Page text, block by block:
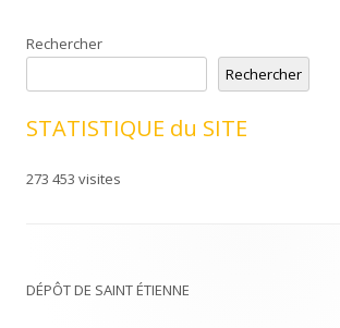
Rechercher
Rechercher
STATISTIQUE du SITE
273 453 visites
DÉPÔT DE SAINT ÉTIENNE